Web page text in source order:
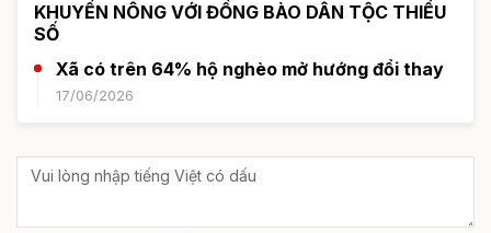
KHUYẾN NÔNG VỚI ĐỒNG BÀO DÂN TỘC THIỂU
SỐ
Xã có trên 64% hộ nghèo mở hướng đổi thay
17/06/2026